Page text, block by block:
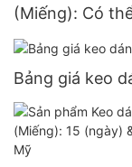
(Miếng): Có
29999 Miếng
Bảng giá keo